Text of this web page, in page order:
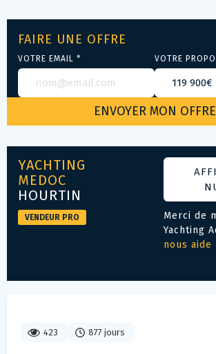
423 877 jours
FAIRE UNE OFFRE
VOTRE EMAIL * VOTRE
YACHTING
MEDOC
HOURTIN
VENDEUR PRO
Merci de
Yachting
nous aide